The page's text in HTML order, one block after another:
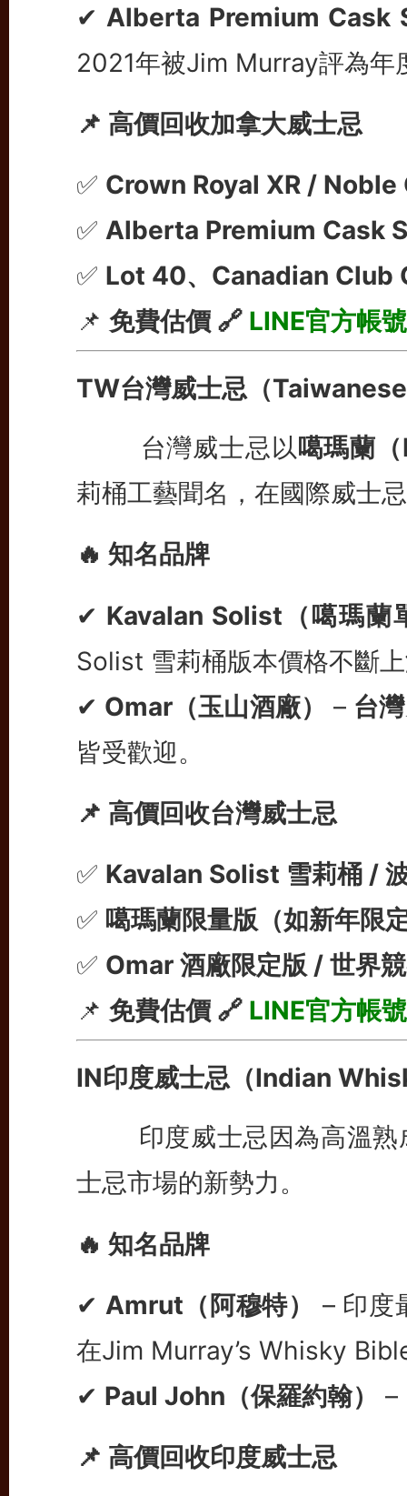
✔ Alberta Premium Cask
2021年被Jim Murray評為年
📌 高價回收加拿大威士忌
✅ Crown Royal XR /
✅ Alberta Premium Cask
✅ Lot 40、Canadian Club
📌 免費估價 🔗 LINE官方帳號
TW台灣威士忌（
台灣威士忌以噶瑪蘭
莉桶工藝聞名，在國際威士
🔥 知名品牌
✔ Kavalan Solist（噶瑪蘭
Solist 雪莉桶版本價格不斷
✔ Omar（玉山酒廠） – 台
皆受歡迎。
📌 高價回收台灣威士忌
✅ Kavalan Solist 雪莉桶 /
✅ 噶瑪蘭限量版（如新年限
✅ Omar 酒廠限定版 / 世界
📌 免費估價 🔗 LINE官方帳號
IN印度威士忌（Indian
印度威士忌因為高溫熟
士忌市場的新勢力。
🔥 知名品牌
✔ Amrut（阿穆特）
– 印度
在Jim Murray’s Whisky
✔ Paul John（保羅約翰）
–
📌 高價回收印度威士忌